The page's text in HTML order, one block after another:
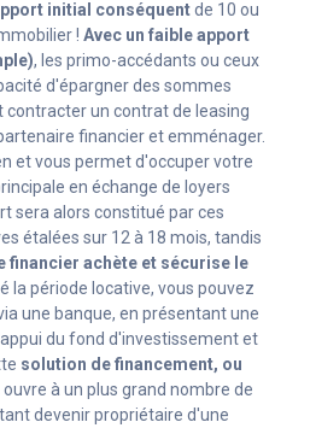
initial conséquentde 10 ou
! Avec un faible apport
, les primo-accédants ou ceux
d'épargner des sommes
un contrat de leasing
financier et emménager.
et vous permet d'occuper votre
en échange de loyers
sera alors constitué par ces
étalées sur 12 à 18 mois, tandis
financier achète et sécurise le
la période locative, vous pouvez
une banque, en présentant une
du fond d'investissement et
solution de financement, ou
ouvre à un plus grand nombre de
devenir propriétaire d'une